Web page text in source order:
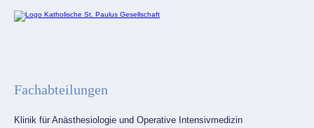
Fachabteilungen
Navigation
überspringen
Klinik für Anästhesiologie und Operative Intensivmedizin